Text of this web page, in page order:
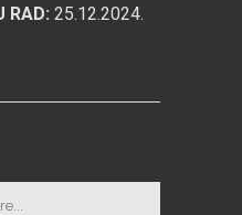
RAD: 25.12.2024.